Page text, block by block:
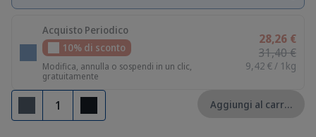
Acquisto Periodico
10% di sconto
Modifica, annulla o sospendi in un clic,
gratuitamente
28,26 €
31,40 €
9,42 € / 1kg
Rimuovi
Aggiungi
Aggiungi al carrello